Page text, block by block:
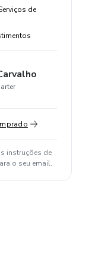
de
instruções de
o seu email.